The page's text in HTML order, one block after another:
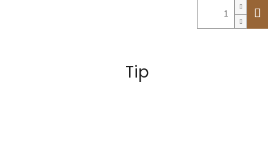
Tip